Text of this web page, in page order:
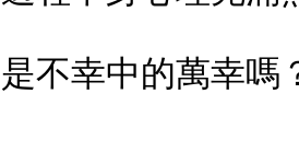
是不幸中的萬幸嗎